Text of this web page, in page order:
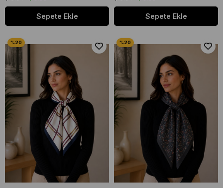
Sepete Ekle Sepete Ekle